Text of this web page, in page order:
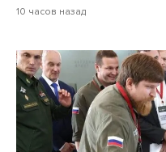
10 часов назад